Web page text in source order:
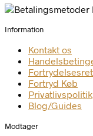
Information
Kontakt os
Fortrydelsesret
Fortryd Køb
Privatlivspolitik
Blog/Guides
Modtager